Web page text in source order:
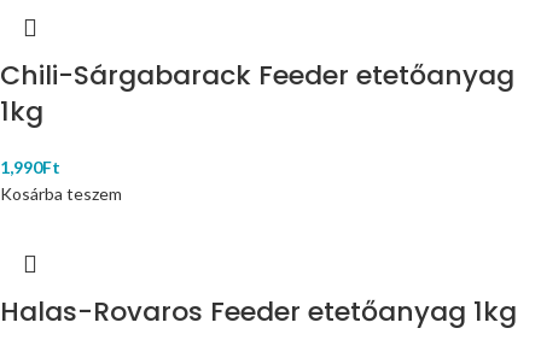
Chili-Sárgabarack Feeder etetőanyag
1kg
1,990Ft
Kosárba teszem
Halas-Rovaros Feeder etetőanyag 1kg